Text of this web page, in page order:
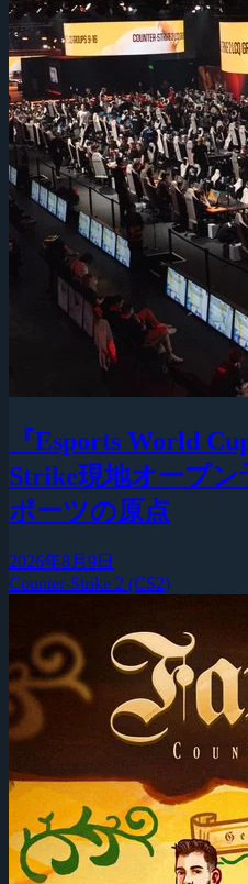
『Esports World
Strike現地オープン
ポーツの原点
2026年8月9日
Counter-Strike 2 (CS2)